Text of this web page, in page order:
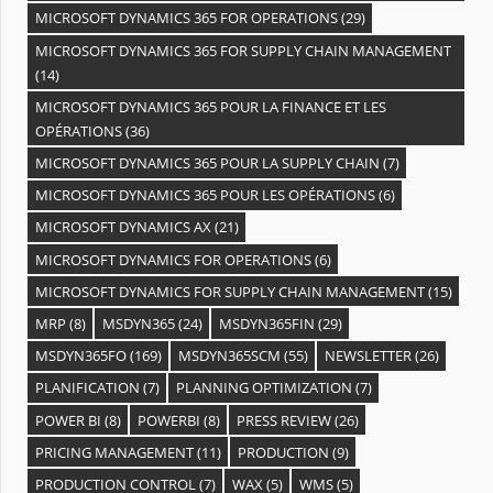
MICROSOFT DYNAMICS 365 FOR OPERATIONS(29)
MICROSOFT DYNAMICS 365 FOR SUPPLY CHAIN MANAGEMENT
(14)
MICROSOFT DYNAMICS 365 POUR LA FINANCE ET LES
OPÉRATIONS(36)
MICROSOFT DYNAMICS 365 POUR LA SUPPLY CHAIN (7)
MICROSOFT DYNAMICS 365 POUR LES OPÉRATIONS(6)
MICROSOFT DYNAMICS AX(21)
MICROSOFT DYNAMICS FOR OPERATIONS(6)
MICROSOFT DYNAMICS FOR SUPPLY CHAIN MANAGEMENT(15)
MRP (8) MSDYN365(24) MSDYN365FIN (29)
MSDYN365FO(169) MSDYN365SCM (55) NEWSLETTER(26)
PLANIFICATION (7) PLANNING OPTIMIZATION (7)
POWER BI (8) POWERBI (8) PRESS REVIEW(26)
PRICING MANAGEMENT(11) PRODUCTION (9)
PRODUCTION CONTROL(7) WAX(5) WMS(5)